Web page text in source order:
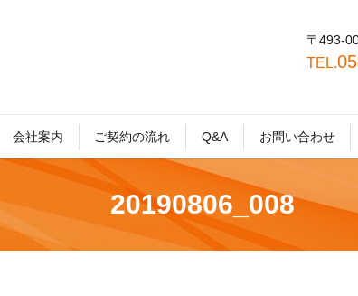
〒493-
TEL.
会社案内 ご契約の流れ Q&A お問い合わせ
20190806_008